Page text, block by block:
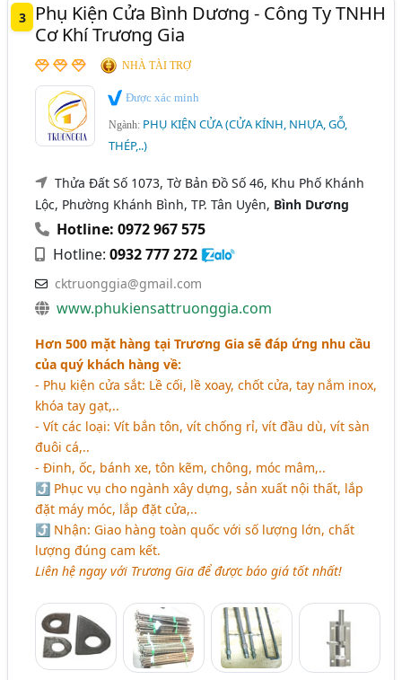
3
Phụ Kiện Cửa Bình Dương - Công Ty TNHH
Cơ Khí Trương Gia
NHÀ TÀI TRỢ
Được xác minh
Ngành: PHỤ KIỆN CỬA (CỬA KÍNH, NHỰA, GỖ,
THÉP,..)
Thửa Đất Số 1073, Tờ Bản Đồ Số 46, Khu Phố Khánh
Lộc, Phường Khánh Bình, TP. Tân Uyên, Bình Dương
Hotline: 0972 967 575
Hotline:0932 777 272
cktruonggia@gmail.com
www.phukiensattruonggia.com
Hơn 500 mặt hàng tại Trương Gia sẽ đáp ứng nhu cầu
của quý khách hàng về:
- Phụ kiện cửa sắt: Lề cối, lề xoay, chốt cửa, tay nắm inox,
khóa tay gạt,..
- Vít các loại: Vít bắn tôn, vít chống rỉ, vít đầu dù, vít sàn
đuôi cá,..
- Đinh, ốc, bánh xe, tôn kẽm, chông, móc mâm,..
⤴ Phục vụ cho ngành xây dựng, sản xuất nội thất, lắp
đặt máy móc, lắp đặt cửa,..
⤴ Nhận: Giao hàng toàn quốc với số lượng lớn, chất
lượng đúng cam kết.
Liên hệ ngay với Trương Gia để được báo giá tốt nhất!